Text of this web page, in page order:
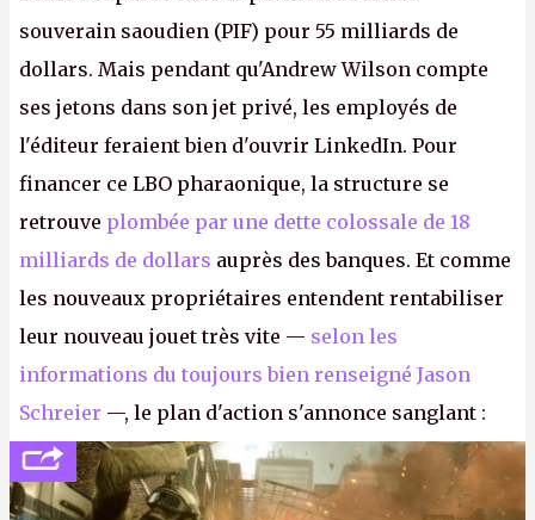
souverain saoudien (PIF) pour 55 milliards de
dollars. Mais pendant qu'Andrew Wilson compte
ses jetons dans son jet privé, les employés de
l'éditeur feraient bien d'ouvrir LinkedIn. Pour
financer ce LBO pharaonique, la structure se
retrouve plombée par une dette colossale de 18
milliards de dollars auprès des banques. Et comme
les nouveaux propriétaires entendent rentabiliser
leur nouveau jouet très vite — selon les
informations du toujours bien renseigné Jason
Schreier —, le plan d'action s'annonce sanglant :
réductions de coûts drastiques, fermetures de
studios et licenciements massifs. En gros, essorer